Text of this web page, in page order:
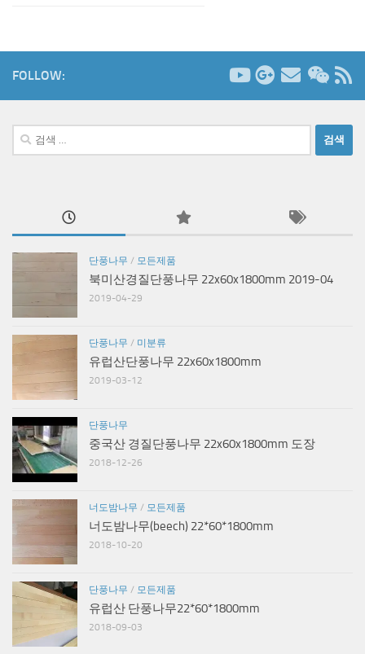
FOLLOW:
검
색:
단풍나무 / 모든제품
북미산경질단풍나무 22x60x1800mm 2019-04
2019-04-29
단풍나무 / 미분류
유럽산단풍나무 22x60x1800mm
2019-03-12
단풍나무
중국산 경질단풍나무 22x60x1800mm 도장
2018-12-26
너도밤나무 / 모든제품
너도밤나무(beech) 22*60*1800mm
2018-10-20
단풍나무 / 모든제품
유럽산 단풍나무22*60*1800mm
2018-09-03